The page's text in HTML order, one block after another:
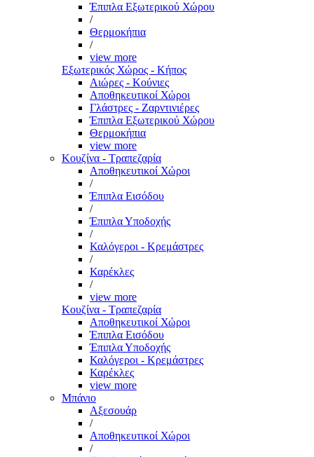
Έπιπλα Εξωτερικού Χώρου
/
Θερμοκήπια
/
view more
Εξωτερικός Χώρος - Κήπος
Αιώρες - Κούνιες
Αποθηκευτικοί Χώροι
Γλάστρες - Ζαρντινιέρες
Έπιπλα Εξωτερικού Χώρου
Θερμοκήπια
view more
Κουζίνα - Τραπεζαρία
Αποθηκευτικοί Χώροι
/
Έπιπλα Εισόδου
/
Έπιπλα Υποδοχής
/
Καλόγεροι - Κρεμάστρες
/
Καρέκλες
/
view more
Κουζίνα - Τραπεζαρία
Αποθηκευτικοί Χώροι
Έπιπλα Εισόδου
Έπιπλα Υποδοχής
Καλόγεροι - Κρεμάστρες
Καρέκλες
view more
Μπάνιο
Αξεσουάρ
/
Αποθηκευτικοί Χώροι
/